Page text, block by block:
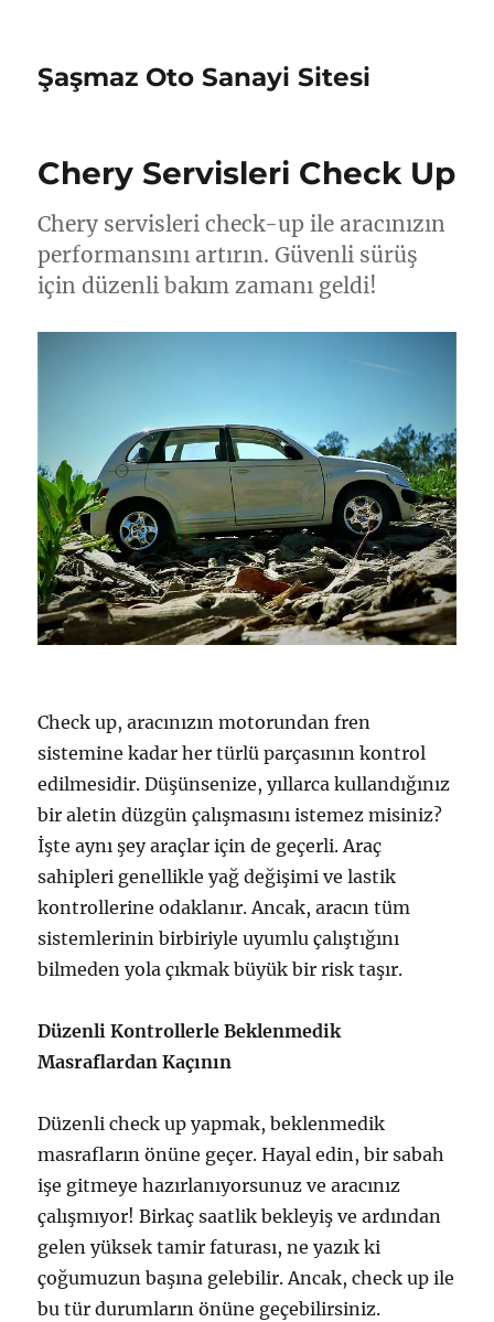
Şaşmaz Oto Sanayi Sitesi
Chery Servisleri Check Up
Chery servisleri check-up ile aracınızın
performansını artırın. Güvenli sürüş
için düzenli bakım zamanı geldi!
Check up, aracınızın motorundan fren
sistemine kadar her türlü parçasının kontrol
edilmesidir. Düşünsenize, yıllarca kullandığınız
bir aletin düzgün çalışmasını istemez misiniz?
İşte aynı şey araçlar için de geçerli. Araç
sahipleri genellikle yağ değişimi ve lastik
kontrollerine odaklanır. Ancak, aracın tüm
sistemlerinin birbiriyle uyumlu çalıştığını
bilmeden yola çıkmak büyük bir risk taşır.
Düzenli Kontrollerle Beklenmedik
Masraflardan Kaçının
Düzenli check up yapmak, beklenmedik
masrafların önüne geçer. Hayal edin, bir sabah
işe gitmeye hazırlanıyorsunuz ve aracınız
çalışmıyor! Birkaç saatlik bekleyiş ve ardından
gelen yüksek tamir faturası, ne yazık ki
çoğumuzun başına gelebilir. Ancak, check up ile
bu tür durumların önüne geçebilirsiniz.